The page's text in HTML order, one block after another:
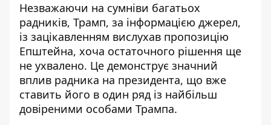
Незважаючи на сумніви багатьох
радників, Трамп, за інформацією джерел,
із зацікавленням вислухав пропозицію
Епштейна, хоча остаточного рішення ще
не ухвалено. Це демонструє значний
вплив радника на президента, що вже
ставить його в один ряд із найбільш
довіреними особами Трампа.